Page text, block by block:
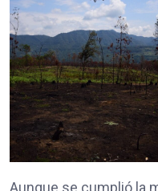
Aunque se cumplió la